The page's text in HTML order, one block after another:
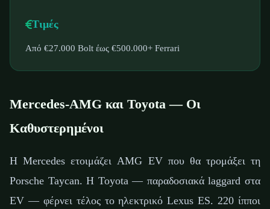
Τιμές
Από €27.000 Bolt έως €500.000+ Ferrari
Mercedes-AMG και Toyota — Οι
Καθυστερημένοι
Η Mercedes ετοιμάζει AMG EV που θα τρομάξει τη
Porsche Taycan. Η Toyota — παραδοσιακά laggard στα
EV — φέρνει τέλος το ηλεκτρικό Lexus ES. 220 ίπποι